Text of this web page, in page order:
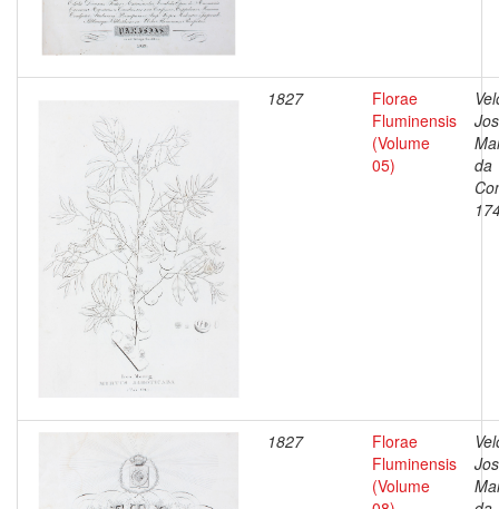
1827
Florae
Fluminensis
(Volume
05)
da
1827
Florae
Fluminensis
(Volume